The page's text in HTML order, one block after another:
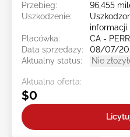
Przebieg:
96,455
Uszkodzenie:
informacji
Placówka:
CA -
Data sprzedaży:
08/07/
Aktualny status:
Nie
Aktualna oferta:
$0